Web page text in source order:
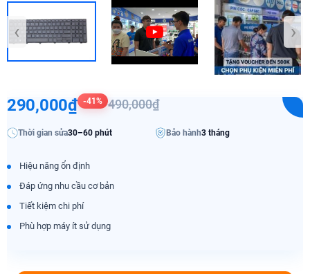
‹ ›
290,000₫ -41% 490,000₫
Thời gian sửa30–60 phút Bảo hành3 tháng
Hiệu năng ổn định
Đáp ứng nhu cầu cơ bản
Tiết kiệm chi phí
Phù hợp máy ít sử dụng